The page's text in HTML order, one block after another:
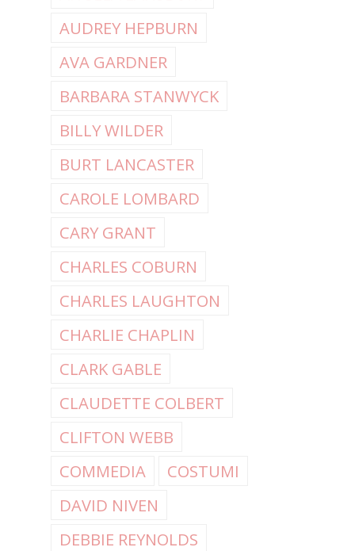
AUDREY HEPBURN
AVA GARDNER
BARBARA STANWYCK
BILLY WILDER
BURT LANCASTER
CAROLE LOMBARD
CARY GRANT
CHARLES COBURN
CHARLES LAUGHTON
CHARLIE CHAPLIN
CLARK GABLE
CLAUDETTE COLBERT
CLIFTON WEBB
COMMEDIA
COSTUMI
DAVID NIVEN
DEBBIE REYNOLDS